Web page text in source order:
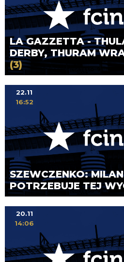
LA GAZZETTA -
DERBY, THURAM
(3)
SZEWCZENKO:
POTRZEBUJE TEJ
22.11
16:52
20.11
14:06